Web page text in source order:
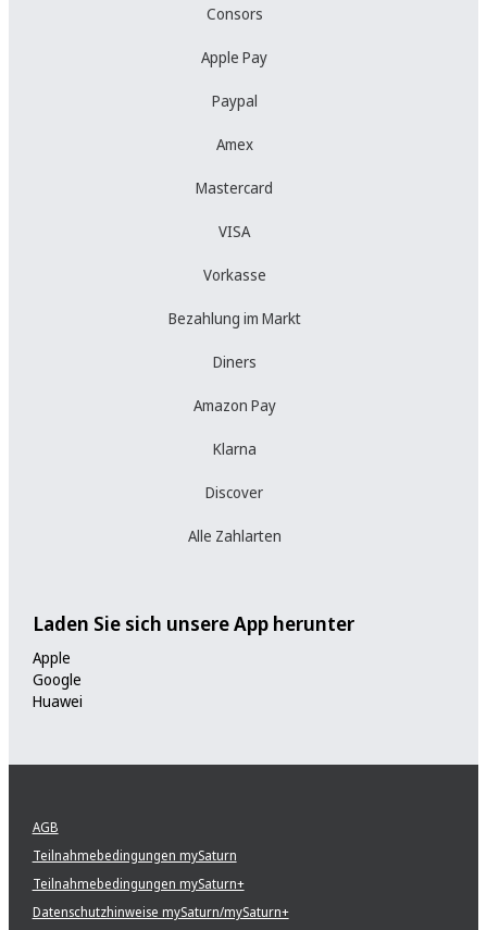
Consors
Apple Pay
Paypal
Amex
Mastercard
VISA
Vorkasse
Bezahlung im Markt
Diners
Amazon Pay
Klarna
Discover
Alle Zahlarten
Laden Sie sich unsere App herunter
Apple
Google
Huawei
AGB
Teilnahmebedingungen mySaturn
Teilnahmebedingungen mySaturn+
Datenschutzhinweise mySaturn/mySaturn+